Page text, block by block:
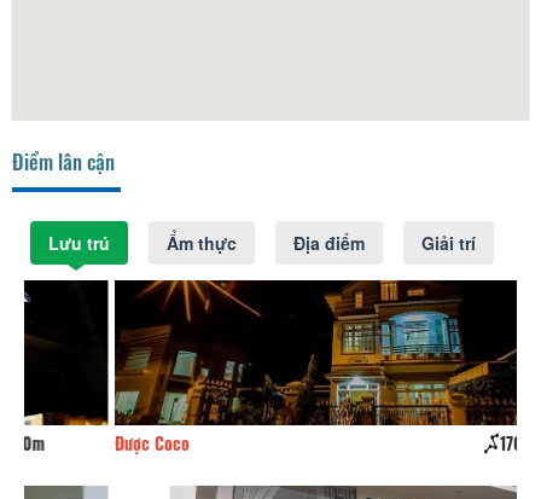
Điểm lân cận
Lưu trú Ẩm thực Địa điểm Giải trí
Được Coco